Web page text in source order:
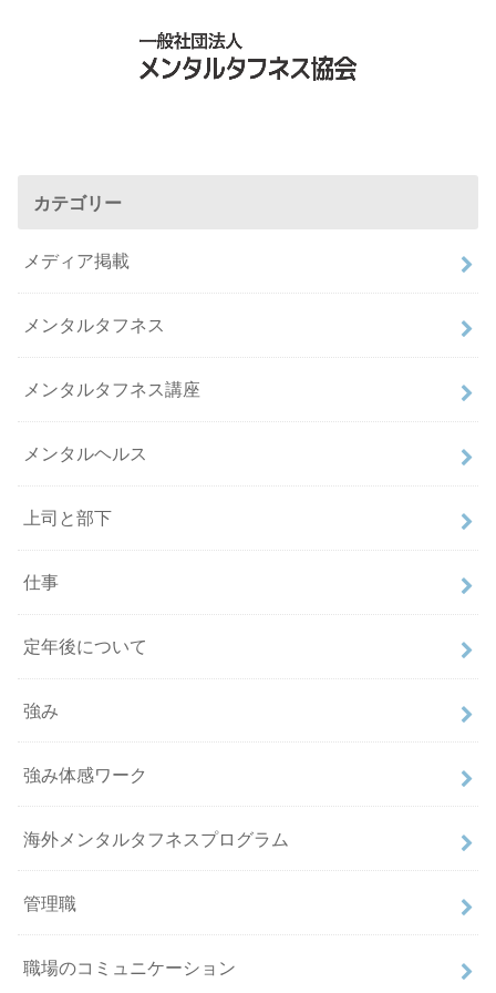
カテゴリー
メディア掲載
メンタルタフネス
メンタルタフネス講座
メンタルヘルス
上司と部下
仕事
定年後について
強み
強み体感ワーク
海外メンタルタフネスプログラム
管理職
職場のコミュニケーション